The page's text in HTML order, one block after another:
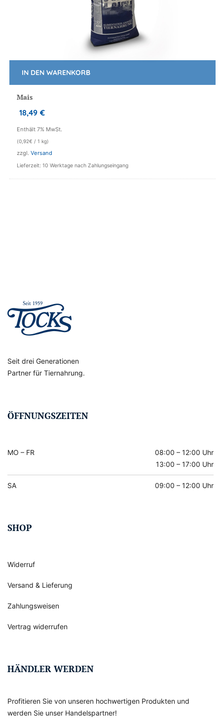
Mais
18,49 €
Enthält 7% MwSt.
(0,92€ / 1 kg)
zzgl.Versand
Lieferzeit: 10 Werktage nach Zahlungseingang
IN DEN WARENKORB
Seit drei Generationen
Partner für Tiernahrung.
ÖFFNUNGSZEITEN
MO – FR
08:00 – 12:00 Uhr
13:00 – 17:00 Uhr
SA 09:00 – 12:00 Uhr
SHOP
Widerruf
Versand & Lieferung
Zahlungsweisen
Vertrag widerrufen
HÄNDLER WERDEN
Profitieren Sie von unseren hochwertigen Produkten und
werden Sie unser Handelspartner!